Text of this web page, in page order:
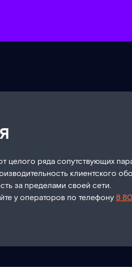
целого ряда сопутствующих
клиентского
за пределами своей сети.
у операторов по телефону8